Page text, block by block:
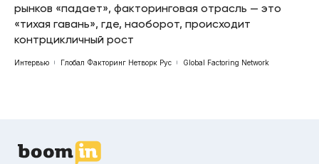
рынков «падает», факторинговая отрасль — это
«тихая гавань», где, наоборот, происходит
контрцикличный рост
Интервью Глобал Факторинг Нетворк Рус Global Factoring Network